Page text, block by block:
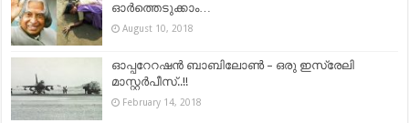
ഓർത്തെടുക്കാം…
August 10, 2018
ഓപ്പറേറഷൻ ബാബിലോൺ – ഒരു ഇസ്രേലി
മാസ്റ്റർപീസ്..!!
February 14, 2018